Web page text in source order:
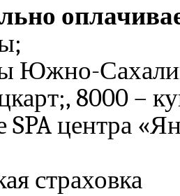
;
Южно-
8000 –
SPAцентра
страховка